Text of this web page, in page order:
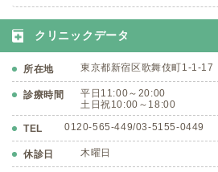
クリニックデータ
所在地 東京都新宿区歌舞伎町1-1-
診療時間
平日11:00～20:00
土日祝10:00～18:00
TEL 0120-565-449/03-5155-0449
休診日 木曜日